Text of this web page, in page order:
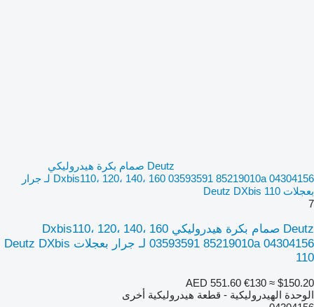
Deutz صمام بكرة هيدروليكي
Dxbis110، 120، 140، 160 03593591 85219010a 04304156 لـ جرار
بعجلات Deutz DXbis 110
7
Deutz صمام بكرة هيدروليكي Dxbis110، 120، 140، 160
03593591 85219010a 04304156 لـ جرار بعجلات Deutz DXbis
110
AED 551.60 €130 ≈ $150.20
الوحدة الهيدروليكية - قطعة هيدروليكية أخرى